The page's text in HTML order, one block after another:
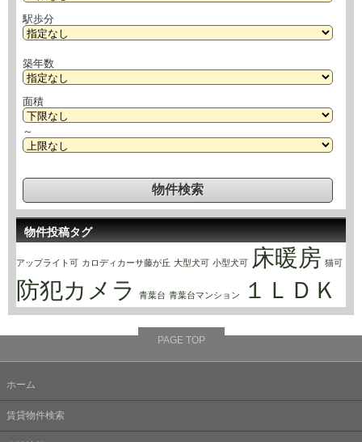
駅歩分
築年数
面積
～
物件投稿タグ
アップライト可 カロディカーサ藤が丘 大型犬可 小型犬可 床暖房 猫可
防犯カメラ 青葉台 青葉台マンション １ＬＤＫ
PAGE TOP
ホーム
賃貸物件検索